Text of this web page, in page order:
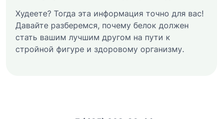
Худеете? Тогда эта информация точно для вас!
Давайте разберемся, почему белок должен
стать вашим лучшим другом на пути к
стройной фигуре и здоровому организму.